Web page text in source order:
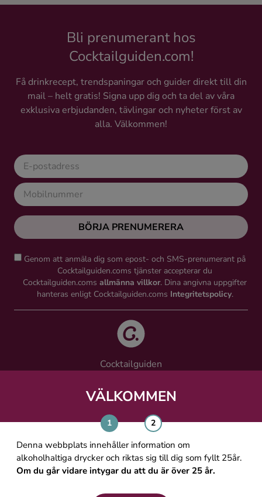
VÄLKOMMEN
Denna webbplats innehåller information om
alkoholhaltiga drycker och riktas sig till dig som fyllt 25år.
Om du går vidare intygar du att du är över 25 år.
Bli prenumerant hos
Cocktailguiden.com!
Få drinkrecept, trendspaningar och guider direkt till din
mail – helt gratis! Signa upp dig och ta del av våra
exklusiva erbjudanden, tävlingar och nyheter först av
alla. Välkommen!
BÖRJA PRENUMERERA
Genom att anmäla dig som epost- och SMS-prenumerant på
Cocktailguiden.coms tjänster accepterar du
Cocktailguiden.coms allmänna villkor. Dina angivna uppgifter
hanteras enligt Cocktailguiden.coms Integritetspolicy.
Cocktailguiden
Västra Järnvägsgatan 21, 111 64 Stockholm